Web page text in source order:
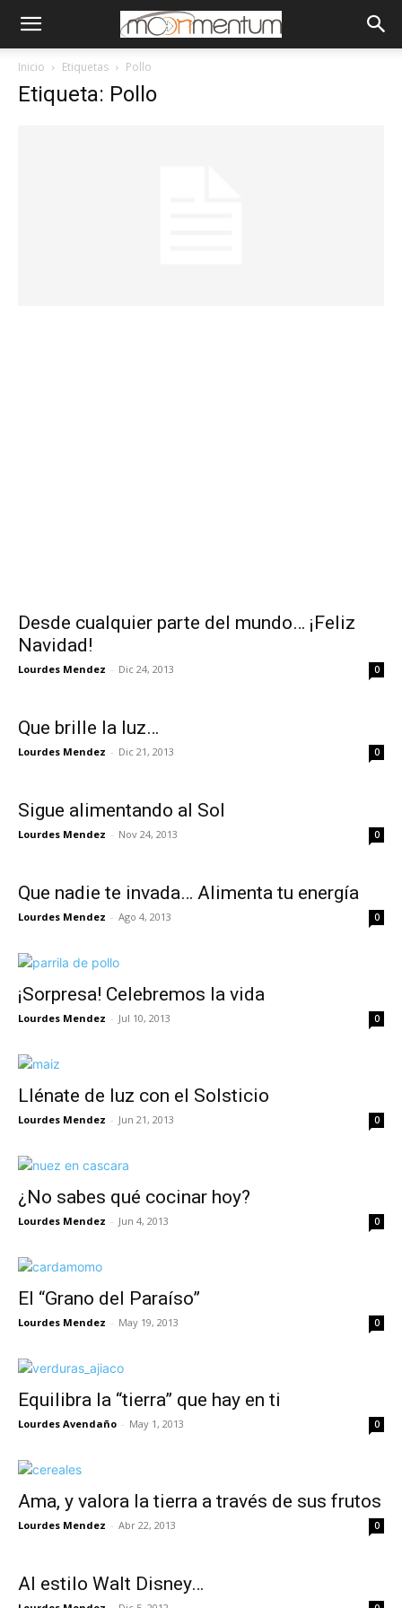
Inicio Etiquetas Pollo
Etiqueta: Pollo
Desde cualquier parte del mundo… ¡Feliz
Navidad!
Lourdes Mendez - Dic 24, 2013 0
Que brille la luz…
Lourdes Mendez - Dic 21, 2013 0
Sigue alimentando al Sol
Lourdes Mendez - Nov 24, 2013 0
Que nadie te invada… Alimenta tu energía
Lourdes Mendez - Ago 4, 2013 0
¡Sorpresa! Celebremos la vida
Lourdes Mendez - Jul 10, 2013 0
Llénate de luz con el Solsticio
Lourdes Mendez - Jun 21, 2013 0
¿No sabes qué cocinar hoy?
Lourdes Mendez - Jun 4, 2013 0
El “Grano del Paraíso”
Lourdes Mendez - May 19, 2013 0
Equilibra la “tierra” que hay en ti
Lourdes Avendaño - May 1, 2013 0
Ama, y valora la tierra a través de sus frutos
Lourdes Mendez - Abr 22, 2013 0
Al estilo Walt Disney…